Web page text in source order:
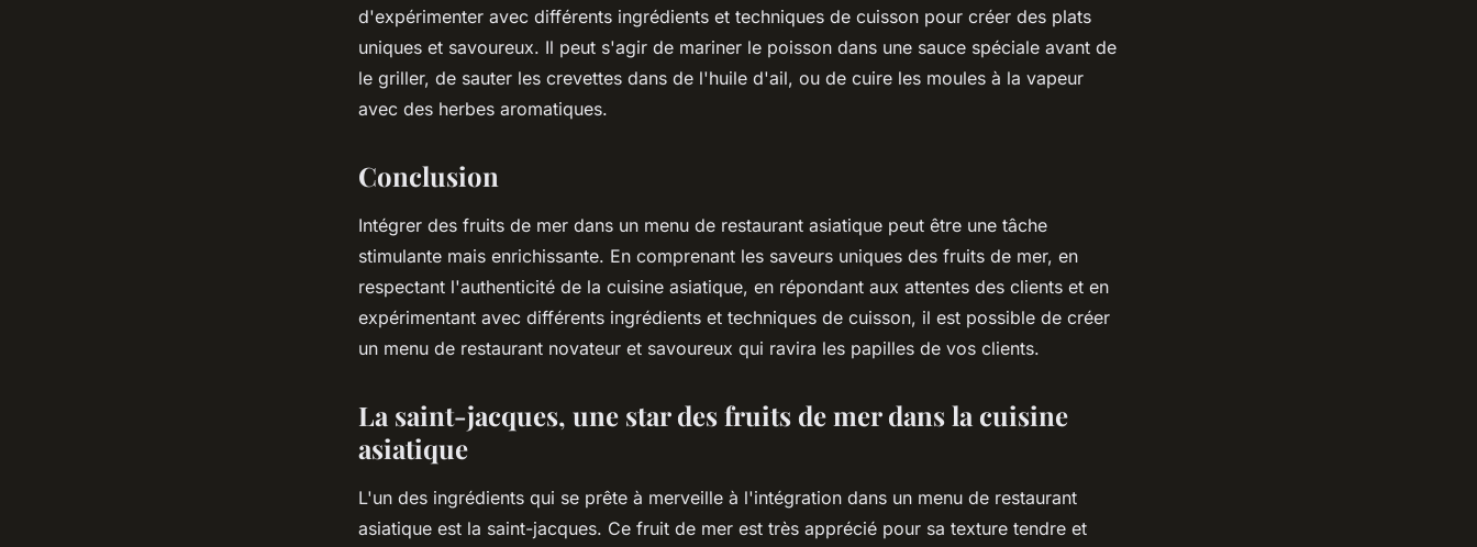
d'expérimenter avec différents ingrédients et techniques de cuisson pour créer des plats
uniques et savoureux. Il peut s'agir de mariner le poisson dans une sauce spéciale avant de
le griller, de sauter les crevettes dans de l'huile d'ail, ou de cuire les moules à la vapeur
avec des herbes aromatiques.
Conclusion
Intégrer des fruits de mer dans un menu de restaurant asiatique peut être une tâche
stimulante mais enrichissante. En comprenant les saveurs uniques des fruits de mer, en
respectant l'authenticité de la cuisine asiatique, en répondant aux attentes des clients et en
expérimentant avec différents ingrédients et techniques de cuisson, il est possible de créer
un menu de restaurant novateur et savoureux qui ravira les papilles de vos clients.
La saint-jacques, une star des fruits de mer dans la cuisine
asiatique
L'un des ingrédients qui se prête à merveille à l'intégration dans un menu de restaurant
asiatique est la saint-jacques. Ce fruit de mer est très apprécié pour sa texture tendre et